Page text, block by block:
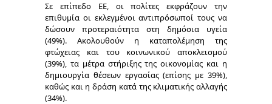
Σε επίπεδο ΕΕ, οι πολίτες εκφράζουν την
επιθυμία οι εκλεγμένοι αντιπρόσωποί τους να
δώσουν προτεραιότητα στη δημόσια υγεία
(49%). Ακολουθούν η καταπολέμηση της
φτώχειας και του κοινωνικού αποκλεισμού
(39%), τα μέτρα στήριξης της οικονομίας και η
δημιουργία θέσεων εργασίας (επίσης με 39%),
καθώς και η δράση κατά της κλιματικής αλλαγής
(34%).